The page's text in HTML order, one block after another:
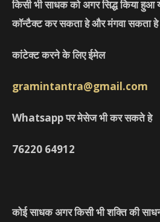
किसी भी साधक को अगर सिद्ध किया हुआ
कॉन्टैक्ट कर सकता हे और मंगवा सकता हे
कांटेक्ट करने के लिए ईमेल
gramintantra@gmail.com
Whatsapp पर मेसेज भी कर सकते हे
76220 64912
कोई साधक अगर किसी भी शक्ति की